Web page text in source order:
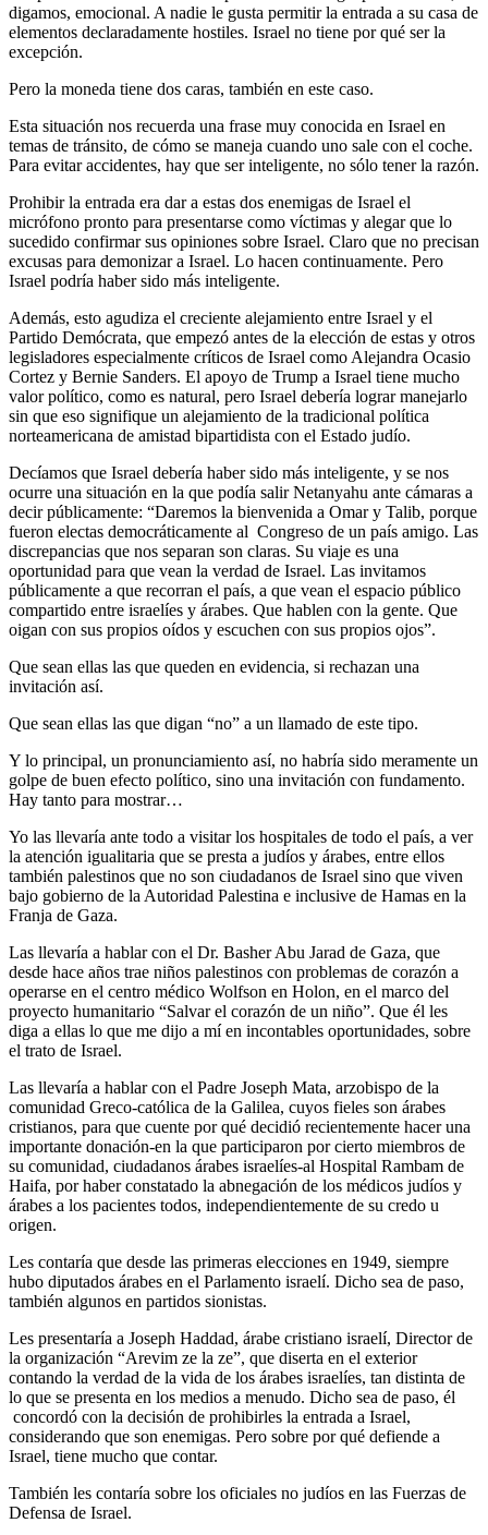
digamos, emocional. A nadie le gusta permitir la entrada a su casa de
elementos declaradamente hostiles. Israel no tiene por qué ser la
excepción.
Pero la moneda tiene dos caras, también en este caso.
Esta situación nos recuerda una frase muy conocida en Israel en
temas de tránsito, de cómo se maneja cuando uno sale con el coche.
Para evitar accidentes, hay que ser inteligente, no sólo tener la razón.
Prohibir la entrada era dar a estas dos enemigas de Israel el
micrófono pronto para presentarse como víctimas y alegar que lo
sucedido confirmar sus opiniones sobre Israel. Claro que no precisan
excusas para demonizar a Israel. Lo hacen continuamente. Pero
Israel podría haber sido más inteligente.
Además, esto agudiza el creciente alejamiento entre Israel y el
Partido Demócrata, que empezó antes de la elección de estas y otros
legisladores especialmente críticos de Israel como Alejandra Ocasio
Cortez y Bernie Sanders. El apoyo de Trump a Israel tiene mucho
valor político, como es natural, pero Israel debería lograr manejarlo
sin que eso signifique un alejamiento de la tradicional política
norteamericana de amistad bipartidista con el Estado judío.
Decíamos que Israel debería haber sido más inteligente, y se nos
ocurre una situación en la que podía salir Netanyahu ante cámaras a
decir públicamente: “Daremos la bienvenida a Omar y Talib, porque
fueron electas democráticamente al Congreso de un país amigo. Las
discrepancias que nos separan son claras. Su viaje es una
oportunidad para que vean la verdad de Israel. Las invitamos
públicamente a que recorran el país, a que vean el espacio público
compartido entre israelíes y árabes. Que hablen con la gente. Que
oigan con sus propios oídos y escuchen con sus propios ojos”.
Que sean ellas las que queden en evidencia, si rechazan una
invitación así.
Que sean ellas las que digan “no” a un llamado de este tipo.
Y lo principal, un pronunciamiento así, no habría sido meramente un
golpe de buen efecto político, sino una invitación con fundamento.
Hay tanto para mostrar…
Yo las llevaría ante todo a visitar los hospitales de todo el país, a ver
la atención igualitaria que se presta a judíos y árabes, entre ellos
también palestinos que no son ciudadanos de Israel sino que viven
bajo gobierno de la Autoridad Palestina e inclusive de Hamas en la
Franja de Gaza.
Las llevaría a hablar con el Dr. Basher Abu Jarad de Gaza, que
desde hace años trae niños palestinos con problemas de corazón a
operarse en el centro médico Wolfson en Holon, en el marco del
proyecto humanitario “Salvar el corazón de un niño”. Que él les
diga a ellas lo que me dijo a mí en incontables oportunidades, sobre
el trato de Israel.
Las llevaría a hablar con el Padre Joseph Mata, arzobispo de la
comunidad Greco-católica de la Galilea, cuyos fieles son árabes
cristianos, para que cuente por qué decidió recientemente hacer una
importante donación-en la que participaron por cierto miembros de
su comunidad, ciudadanos árabes israelíes-al Hospital Rambam de
Haifa, por haber constatado la abnegación de los médicos judíos y
árabes a los pacientes todos, independientemente de su credo u
origen.
Les contaría que desde las primeras elecciones en 1949, siempre
hubo diputados árabes en el Parlamento israelí. Dicho sea de paso,
también algunos en partidos sionistas.
Les presentaría a Joseph Haddad, árabe cristiano israelí, Director de
la organización “Arevim ze la ze”, que diserta en el exterior
contando la verdad de la vida de los árabes israelíes, tan distinta de
lo que se presenta en los medios a menudo. Dicho sea de paso, él
concordó con la decisión de prohibirles la entrada a Israel,
considerando que son enemigas. Pero sobre por qué defiende a
Israel, tiene mucho que contar.
También les contaría sobre los oficiales no judíos en las Fuerzas de
Defensa de Israel.